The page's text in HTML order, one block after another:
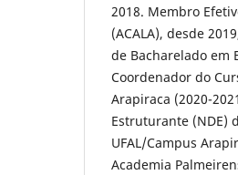
2018. Membro
(ACALA), desde
de Bacharelado em
Coordenador do
Arapiraca (2020-
Estruturante (NDE)
UFAL/Campus
Academia